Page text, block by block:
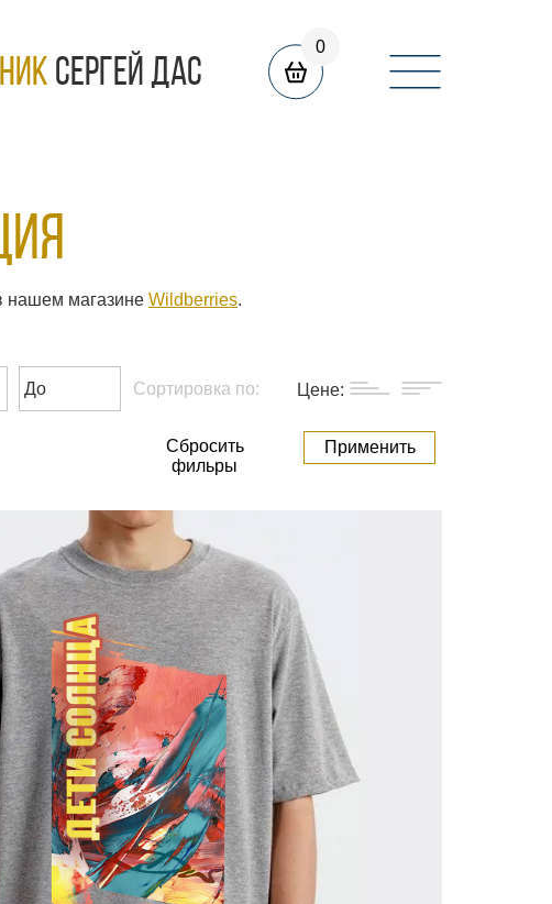
СЕРГЕЙ ДАС
0
нашем магазине Wildberries.
До Сортировка по: Цене:
Сбросить
фильры
Применить